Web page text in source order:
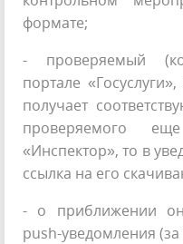
формате;
- проверяемый
портале
получает
проверяемого
«Инспектор», то в
ссылка на его
- о приближении
push-уведомления (за